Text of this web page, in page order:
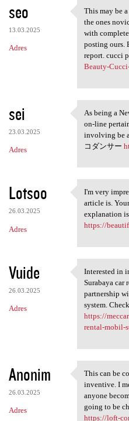
seo
13.03.2025
Adres
This may
This may be
the ones
with
posting ours.
report. cucci
Beauty-
sei
23.03.2025
Adres
As being a
As being a
on-line
involving be
コダンサー
Lotsoo
26.03.2025
Adres
I'm very
I'm very
article is.
explanation
https://
Vuide
26.03.2025
Adres
Interested
Interested in
Surabaya car
partnership
system.
https://
rental-mobil-
Anonim
26.03.2025
Adres
This can
This can be
inventive. I
anyone
going to be
https://loft-